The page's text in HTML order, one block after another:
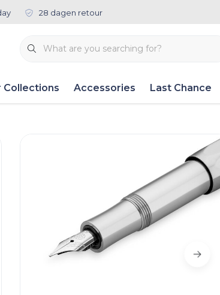
28 dagen retour
Collections Accessories Last Chance